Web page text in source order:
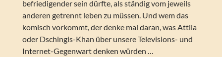
befriedigender sein dürfte, als ständig vom jeweils
anderen getrennt leben zu müssen. Und wem das
komisch vorkommt, der denke mal daran, was Attila
oder Dschingis-Khan über unsere Televisions- und
Internet-Gegenwart denken würden …